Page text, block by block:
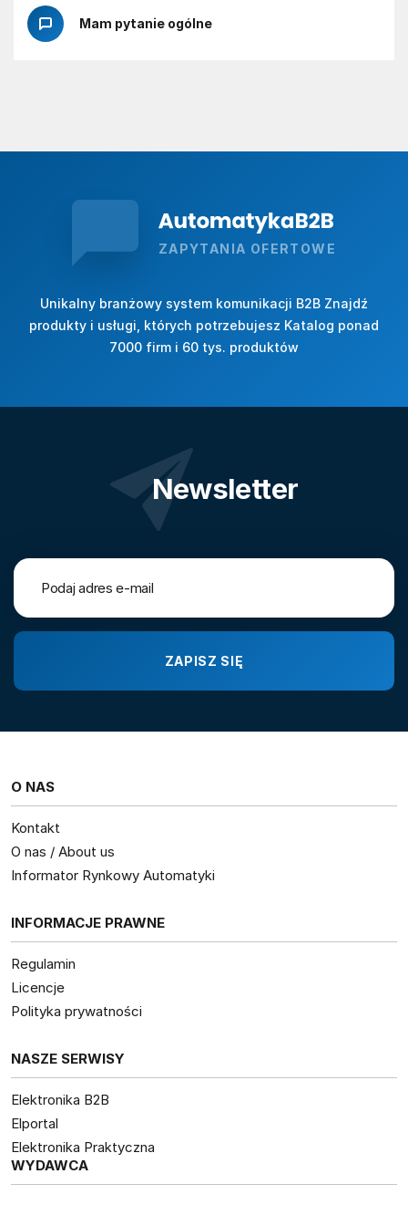
Mam pytanie ogólne
ZAPYTANIA OFERTOWE
Unikalny branżowy system komunikacji B2B Znajdź
produkty i usługi, których potrzebujesz Katalog ponad
7000 firm i 60 tys. produktów
Newsletter
O NAS
Kontakt
O nas / About us
Informator Rynkowy Automatyki
INFORMACJE PRAWNE
Regulamin
Licencje
Polityka prywatności
NASZE SERWISY
Elektronika B2B
Elportal
Elektronika Praktyczna
WYDAWCA